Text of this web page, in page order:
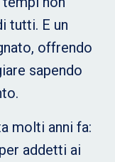
tutti. E un
offrendo
sapendo
molti anni fa:
addetti ai